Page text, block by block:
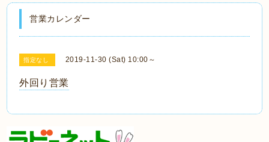
営業カレンダー
指定なし 2019-11-30 (Sat) 10:00～
外回り営業